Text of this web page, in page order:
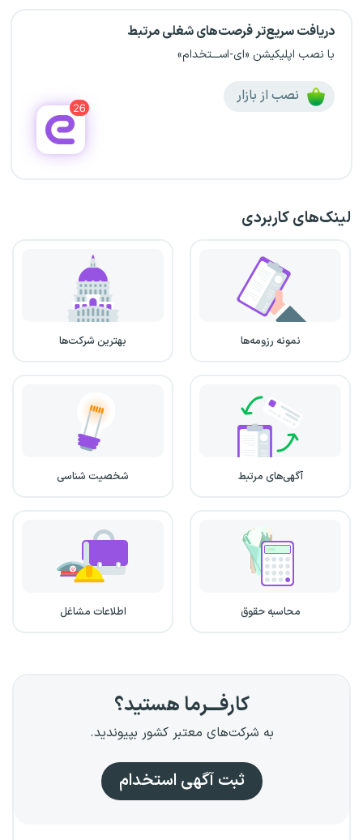
دریافت سریع‌تر فرصت‌های شغلی مرتبط
با نصب اپلیکیشن «ای-اســـتخدام»
نصب از بازار
لینک‌های کاربردی
نمونه رزومه‌ها بهترین شرکت‌ها
آگهی‌های مرتبط شخصیت شناسی
محاسبه حقوق اطلاعات مشاغل
کارفـــرما هستید؟
به شرکت‌های معتبر کشور بپیوندید.
ثبت آگهی استخدام